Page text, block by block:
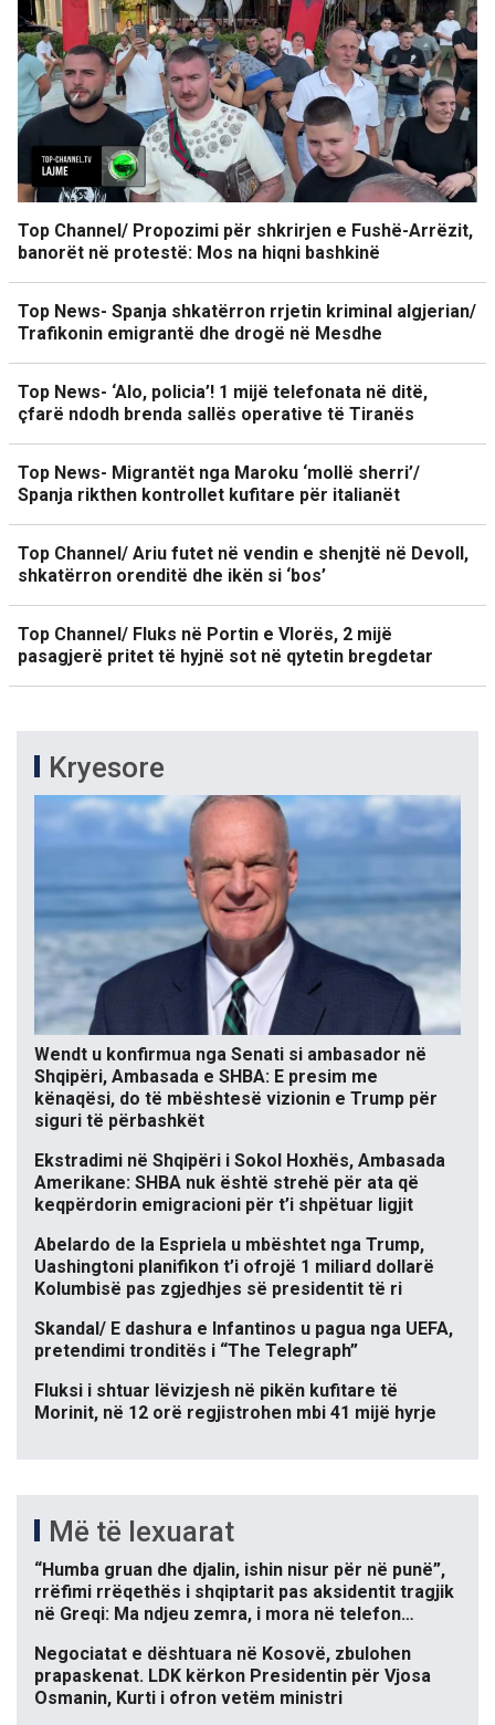
Top Channel/ Propozimi për shkrirjen e Fushë-Arrëzit,
banorët në protestë: Mos na hiqni bashkinë
Top News- Spanja shkatërron rrjetin kriminal algjerian/
Trafikonin emigrantë dhe drogë në Mesdhe
Top News- ‘Alo, policia’! 1 mijë telefonata në ditë,
çfarë ndodh brenda sallës operative të Tiranës
Top News- Migrantët nga Maroku ‘mollë sherri’/
Spanja rikthen kontrollet kufitare për italianët
Top Channel/ Ariu futet në vendin e shenjtë në Devoll,
shkatërron orenditë dhe ikën si ‘bos’
Top Channel/ Fluks në Portin e Vlorës, 2 mijë
pasagjerë pritet të hyjnë sot në qytetin bregdetar
Kryesore
Wendt u konfirmua nga Senati si ambasador në
Shqipëri, Ambasada e SHBA: E presim me
kënaqësi, do të mbështesë vizionin e Trump për
siguri të përbashkët
Ekstradimi në Shqipëri i Sokol Hoxhës, Ambasada
Amerikane: SHBA nuk është strehë për ata që
keqpërdorin emigracioni për t’i shpëtuar ligjit
Abelardo de la Espriela u mbështet nga Trump,
Uashingtoni planifikon t’i ofrojë 1 miliard dollarë
Kolumbisë pas zgjedhjes së presidentit të ri
Skandal/ E dashura e Infantinos u pagua nga UEFA,
pretendimi tronditës i “The Telegraph”
Fluksi i shtuar lëvizjesh në pikën kufitare të
Morinit, në 12 orë regjistrohen mbi 41 mijë hyrje
Më të lexuarat
“Humba gruan dhe djalin, ishin nisur për në punë”,
rrëfimi rrëqethës i shqiptarit pas aksidentit tragjik
në Greqi: Ma ndjeu zemra, i mora në telefon…
Negociatat e dështuara në Kosovë, zbulohen
prapaskenat. LDK kërkon Presidentin për Vjosa
Osmanin, Kurti i ofron vetëm ministri